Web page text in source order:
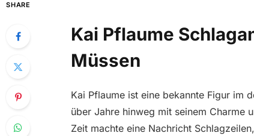
SHARE
Kai Pflaume
Müssen
Kai Pflaume ist eine bekannte Figur im
über Jahre hinweg mit seinem Charme
Zeit machte eine Nachricht